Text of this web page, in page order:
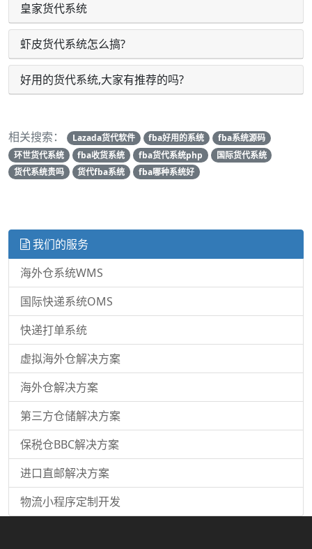
皇家货代系统
虾皮货代系统怎么搞?
好用的货代系统,大家有推荐的吗?
相关搜索： Lazada货代软件 fba好用的系统
fba系统源码
环世货代系统
fba收货系统 fba货代系统php
国际货代系统
货代系统贵吗
货代fba系统 fba哪种系统好
我们的服务
海外仓系统WMS
国际快递系统OMS
快递打单系统
虚拟海外仓解决方案
海外仓解决方案
第三方仓储解决方案
保税仓BBC解决方案
进口直邮解决方案
物流小程序定制开发